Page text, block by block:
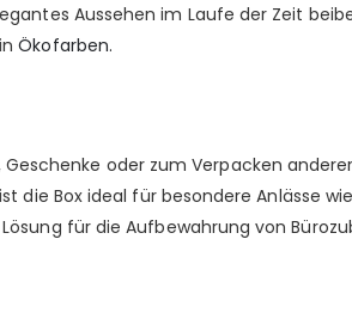
Aussehen im Laufe der Zeit
Ökofarben.
oder zum Verpacken
Box ideal für besondere Anlässe
für die Aufbewahrung von